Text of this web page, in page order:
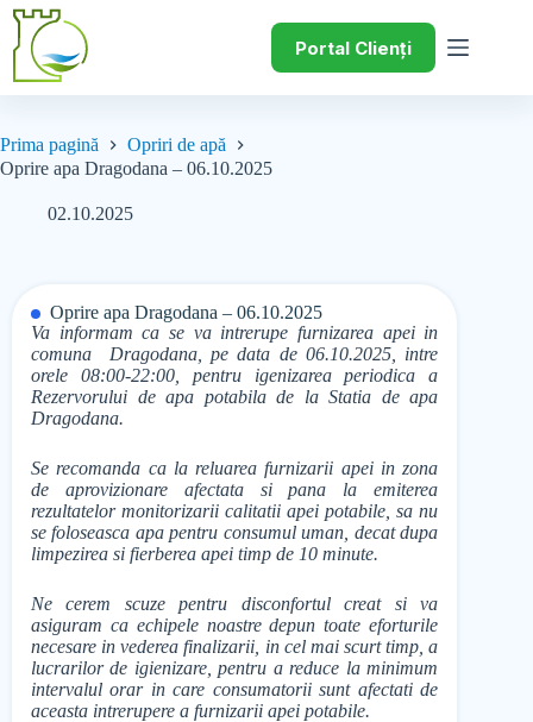
Portal Clienți
Prima pagină
Opriri de apă
Oprire apa Dragodana – 06.10.2025
02.10.2025
Oprire apa Dragodana – 06.10.2025
Va informam ca se va intrerupe furnizarea apei in
comuna Dragodana, pe data de 06.10.2025, intre
orele 08:00-22:00, pentru igenizarea periodica a
Rezervorului de apa potabila de la Statia de apa
Dragodana.
Se recomanda ca la reluarea furnizarii apei in zona
de aprovizionare afectata si pana la emiterea
rezultatelor monitorizarii calitatii apei potabile, sa nu
se foloseasca apa pentru consumul uman, decat dupa
limpezirea si fierberea apei timp de 10 minute.
Ne cerem scuze pentru disconfortul creat si va
asiguram ca echipele noastre depun toate eforturile
necesare in vederea finalizarii, in cel mai scurt timp, a
lucrarilor de igienizare, pentru a reduce la minimum
intervalul orar in care consumatorii sunt afectati de
aceasta intrerupere a furnizarii apei potabile.